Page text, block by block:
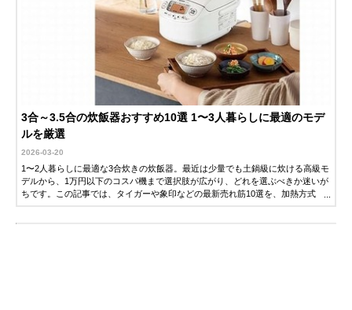
3合～3.5合の炊飯器おすすめ10選 1〜3人暮らしに最適のモデ
ルを厳選
2026-03-20
1〜2人暮らしに最適な3合炊きの炊飯器。最近は少量でも土鍋級に炊ける高級モ
デルから、1万円以下のコスパ機まで選択肢が広がり、どれを選ぶべきか迷いが
ちです。この記事では、タイガーや象印などの最新売れ筋10選を、加熱方式